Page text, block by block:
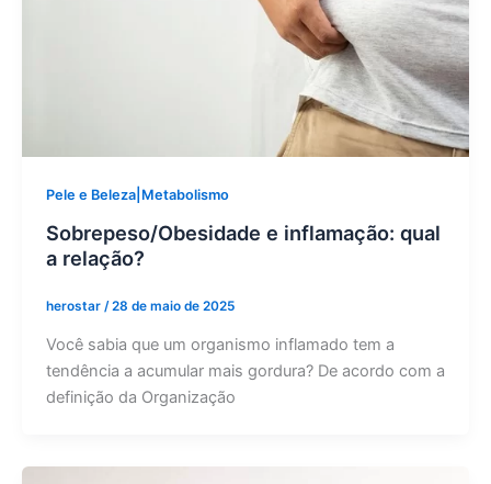
Pele e Beleza|Metabolismo
Sobrepeso/Obesidade e inflamação: qual
a relação?
herostar /28 de maio de 2025
Você sabia que um organismo inflamado tem a
tendência a acumular mais gordura? De acordo com a
definição da Organização